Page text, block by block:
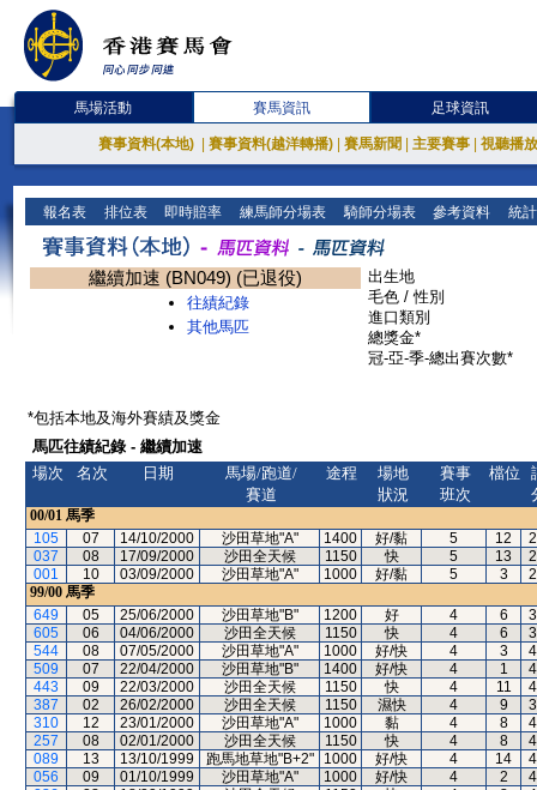
馬場活動 賽馬資訊 足球資訊
賽事資料(本地) 賽事資料(越洋轉播) 賽馬新聞 主要賽事 視聽播
報名表 排位表 即時賠率 練馬師分場表 騎師分場表 參考資料 統
繼續加速 (BN049) (已退役)
往績紀錄
其他馬匹
出生地
毛色 / 性別
進口類別
總獎金*
冠-亞-季-總出賽次數*
*包括本地及海外賽績及獎金
馬匹往績紀錄 - 繼續加速
場次
名次 日期
馬場/跑道/
賽道
途程
場地
狀況
賽事
班次
檔位
00/01 馬季
105
07 14/10/2000 沙田草地"A" 1400 好/黏 5 12
037
08 17/09/2000 沙田全天候 1150 快 5 13
001
10 03/09/2000 沙田草地"A" 1000 好/黏 5 3
99/00 馬季
649
05 25/06/2000 沙田草地"B" 1200 好 4 6
605
06 04/06/2000 沙田全天候 1150 快 4 6
544
08 07/05/2000 沙田草地"A" 1000 好/快 4 3
509
07 22/04/2000 沙田草地"B" 1400 好/快 4 1
443
09 22/03/2000 沙田全天候 1150 快 4 11
387
02 26/02/2000 沙田全天候 1150 濕快 4 9
310
12 23/01/2000 沙田草地"A" 1000 黏 4 8
257
08 02/01/2000 沙田全天候 1150 快 4 8
089
13 13/10/1999 跑馬地草地"B+2" 1000 好/快 4 14
056
09 01/10/1999 沙田草地"A" 1000 好/快 4 2